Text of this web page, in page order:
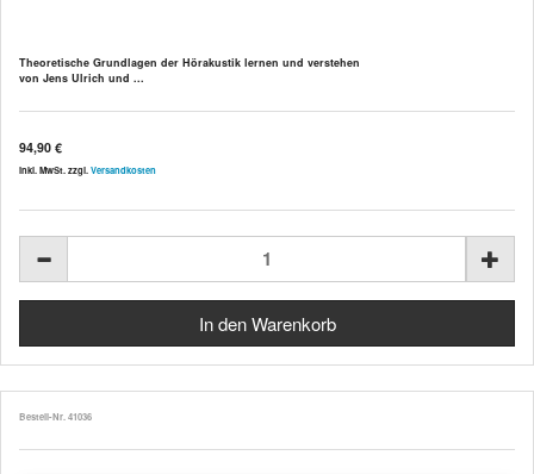
Theoretische Grundlagen der Hörakustik lernen und verstehen
von Jens Ulrich und ...
94,90 €
inkl. MwSt. zzgl. Versandkosten
Bestell-Nr. 41036